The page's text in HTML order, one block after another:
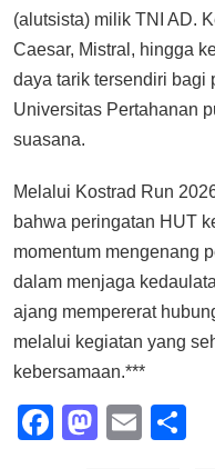
(alutsista) milik TNI AD.
Caesar, Mistral, hingga
daya tarik tersendiri bagi
Universitas Pertahanan
suasana.
Melalui Kostrad Run
bahwa peringatan HUT
momentum mengenang
dalam menjaga
ajang mempererat
melalui kegiatan yang
kebersamaan.***
Facebook
Email